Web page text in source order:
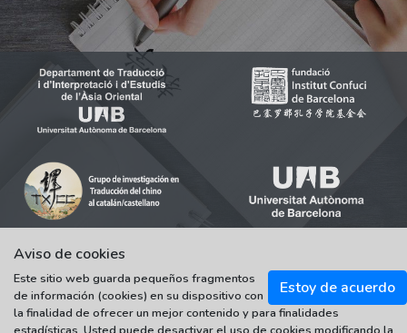
© 2021-2022 Universitat Autònoma de Barcelona
Tots els drets reservats
Aviso de cookies
Estoy de acuerdo
Este sitio web guarda pequeños fragmentos
de información (cookies) en su dispositivo con
la finalidad de ofrecer un mejor contenido y para finalidades